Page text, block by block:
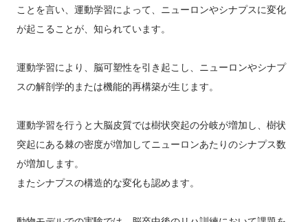
ことを言い、運動学習によって、ニューロンやシナプスに変化
が起こることが、知られています。
運動学習により、脳可塑性を引き起こし、ニューロンやシナプ
スの解剖学的または機能的再構築が生じます。
運動学習を行うと大脳皮質では樹状突起の分岐が増加し、樹状
突起にある棘の密度が増加してニューロンあたりのシナプス数
が増加します。
またシナプスの構造的な変化も認めます。